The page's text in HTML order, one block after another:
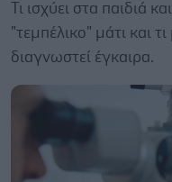
Τι ισχύει στα παιδιά
"τεμπέλικο" μάτι και
διαγνωστεί έγκαιρα.